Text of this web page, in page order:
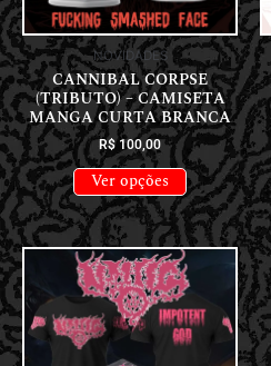
NOVIDADES
CANNIBAL CORPSE
(TRIBUTO) – CAMISETA
MANGA CURTA BRANCA
R$100,00
Ver opções